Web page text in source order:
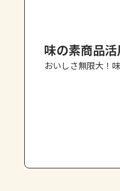
味の素商品
おいしさ無限大！